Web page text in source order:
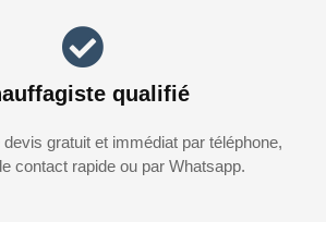
qualifié
gratuit et immédiat par téléphone,
contact rapide ou par Whatsapp.